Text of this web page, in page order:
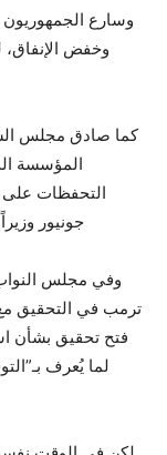
وسارع الجمهوريون
وخفض
كما صادق مجلس
المؤسسة
التحفظات على
جونيور
وفي مجلس
ترمب في التحقيق
فتح تحقيق بشأن
لما يُعرف